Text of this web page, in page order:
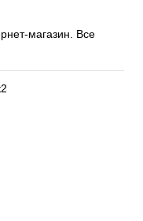
магазин. Все